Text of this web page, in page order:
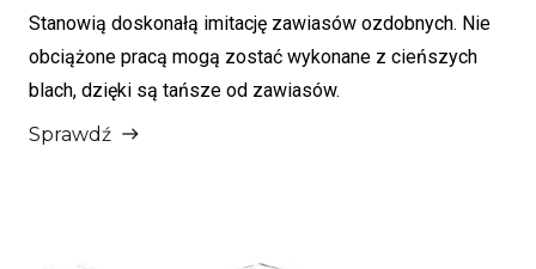
Stanowią doskonałą imitację zawiasów ozdobnych. Nie
obciążone pracą mogą zostać wykonane z cieńszych
blach, dzięki są tańsze od zawiasów.
Sprawdź east